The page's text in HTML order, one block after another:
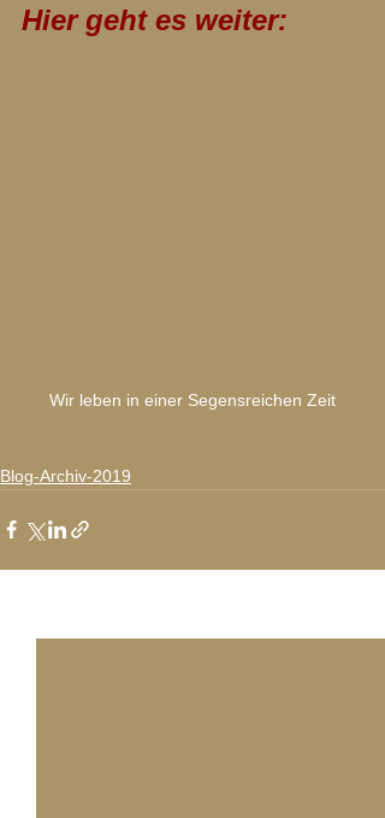
Hier geht es weiter:
Wir leben in einer Segensreichen Zeit
Blog-Archiv-2019